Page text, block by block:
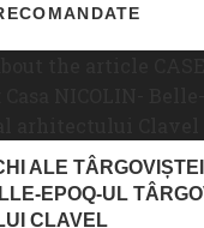
ALE
EPOQ-UL
CLAVEL